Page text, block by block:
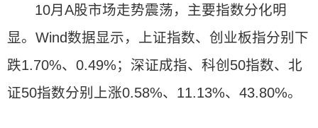
10月A股市场走势震荡，主要指数分化明
显。Wind数据显示，上证指数、创业板指分别下
跌1.70%、0.49%；深证成指、科创50指数、北
证50指数分别上涨0.58%、11.13%、43.80%。